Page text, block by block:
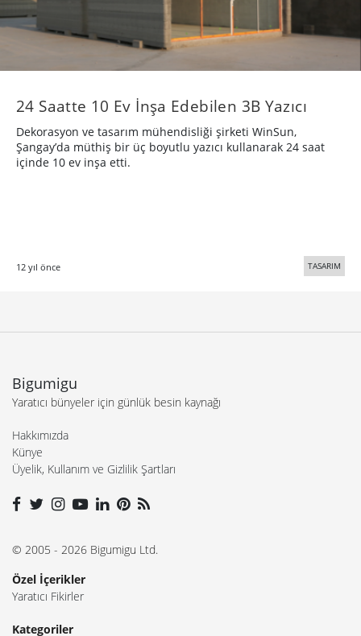
24 Saatte 10 Ev İnşa Edebilen 3B Yazıcı
Dekorasyon ve tasarım mühendisliği şirketi WinSun,
Şangay’da müthiş bir üç boyutlu yazıcı kullanarak 24 saat
içinde 10 ev inşa etti.
12 yıl önce TASARIM
Bigumigu
Yaratıcı bünyeler için günlük besin kaynağı
Hakkımızda
Künye
Üyelik, Kullanım ve Gizlilik Şartları
© 2005 - 2026 Bigumigu Ltd.
Özel İçerikler
Yaratıcı Fikirler
Kategoriler